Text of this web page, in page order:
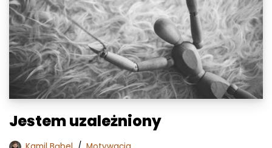
Jestem uzależniony